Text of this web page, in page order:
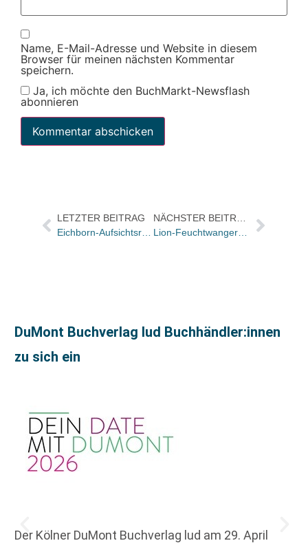
Name, E-Mail-Adresse und Website in diesem
Browser für meinen nächsten Kommentar
speichern.
Ja, ich möchte den BuchMarkt-Newsflash
abonnieren
LETZTER BEITRAG
Eichborn-Aufsichtsrat bestätigt – Dr. Konstantin Wegner und Roland Schwab neue Mitglieder – Kursierende Gerüchte um Übernahme nicht bestätigt – Fresenius-Gruppe und ein weiterer Aktionär von Stimmrecht ausgeschlossen
DuMont Buchverlag lud Buchhändler:innen
zu sich ein
Der Kölner DuMont Buchverlag lud am 29. April